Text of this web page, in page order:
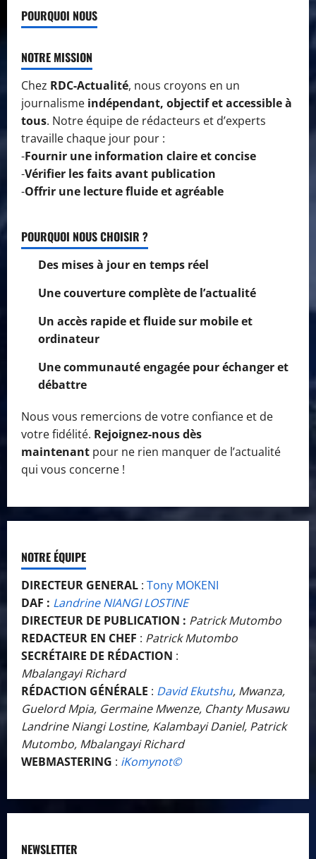
POURQUOI NOUS
NOTRE MISSION
Chez RDC-Actualité, nous croyons en un
journalisme indépendant, objectif et accessible à
tous. Notre équipe de rédacteurs et d’experts
travaille chaque jour pour :
-Fournir une information claire et concise
-Vérifier les faits avant publication
-Offrir une lecture fluide et agréable
POURQUOI NOUS CHOISIR ?
Des mises à jour en temps réel
Une couverture complète de l’actualité
Un accès rapide et fluide sur mobile et
ordinateur
Une communauté engagée pour échanger et
débattre
Nous vous remercions de votre confiance et de
votre fidélité. Rejoignez-nous dès
maintenant pour ne rien manquer de l’actualité
qui vous concerne !
NOTRE ÉQUIPE
DIRECTEUR GENERAL : Tony MOKENI
DAF : Landrine NIANGI LOSTINE
DIRECTEUR DE PUBLICATION : Patrick Mutombo
REDACTEUR EN CHEF : Patrick Mutombo
SECRÉTAIRE DE RÉDACTION :
Mbalangayi Richard
RÉDACTION GÉNÉRALE : David Ekutshu, Mwanza,
Guelord Mpia, Germaine Mwenze, Chanty Musawu
Landrine Niangi Lostine, Kalambayi Daniel, Patrick
Mutombo, Mbalangayi Richard
WEBMASTERING : iKomynot©️
NEWSLETTER